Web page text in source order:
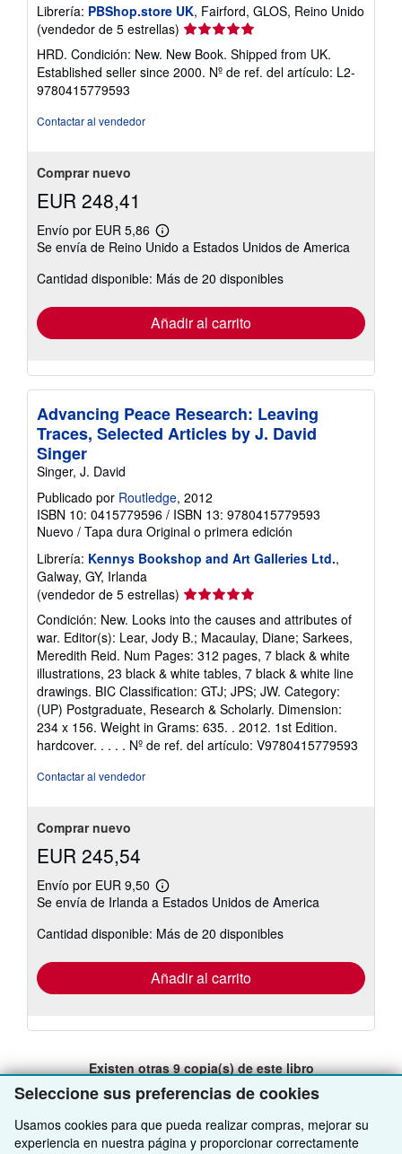
Seleccione sus preferencias de cookies
Usamos cookies para que pueda realizar compras, mejorar su
experiencia en nuestra página y proporcionar correctamente
Librería: PBShop.store UK, Fairford, GLOS, Reino Unido
(vendedor de 5 estrellas) Calificación
del
vendedor:
5
HRD. Condición: New. New Book. Shipped from UK.
Established seller since 2000. Nº de ref. del artículo: L2-
9780415779593
Contactar al vendedor
Comprar nuevo
EUR 248,41
Envío por EUR 5,86
Más
información
las
envío
Se envía de Reino Unido a Estados Unidos de America
Cantidad disponible: Más de 20 disponibles
Añadir al carrito
Advancing Peace Research: Leaving
Traces, Selected Articles by J. David
Singer
Singer, J. David
Publicado por Routledge, 2012
ISBN 10: 0415779596 / ISBN 13: 9780415779593
Nuevo / Tapa dura Original o primera edición
Librería: Kennys Bookshop and Art Galleries Ltd.,
Galway, GY, Irlanda
(vendedor de 5 estrellas) Calificación
del
vendedor:
5
de
5
estrellas
Condición: New. Looks into the causes and attributes of
war. Editor(s): Lear, Jody B.; Macaulay, Diane; Sarkees,
Meredith Reid. Num Pages: 312 pages, 7 black & white
illustrations, 23 black & white tables, 7 black & white line
drawings. BIC Classification: GTJ; JPS; JW. Category:
(UP) Postgraduate, Research & Scholarly. Dimension:
234 x 156. Weight in Grams: 635. . 2012. 1st Edition.
hardcover. . . . . Nº de ref. del artículo: V9780415779593
Contactar al vendedor
Comprar nuevo
EUR 245,54
Envío por EUR 9,50
Más
información
las
envío
Se envía de Irlanda a Estados Unidos de America
Cantidad disponible: Más de 20 disponibles
Añadir al carrito
Existen otras9copia(s) de este libro
Ver todos los resultados de su búsqueda